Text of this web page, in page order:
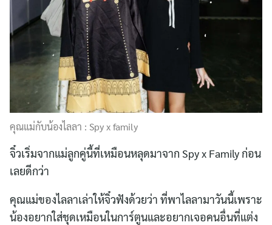
Search
คุณแม่กับน้องไลลา : Spy x family
จิ๋วเริ่มจากแม่ลูกคู่นี้ที่เหมือนหลุดมาจาก Spy x Family ก่อน
เลยดีกว่า
คุณแม่ของไลลาเล่าให้จิ๋วฟังด้วยว่า ที่พาไลลามาวันนี้เพราะ
น้องอยากใส่ชุดเหมือนในการ์ตูนและอยากเจอคนอื่นที่แต่ง